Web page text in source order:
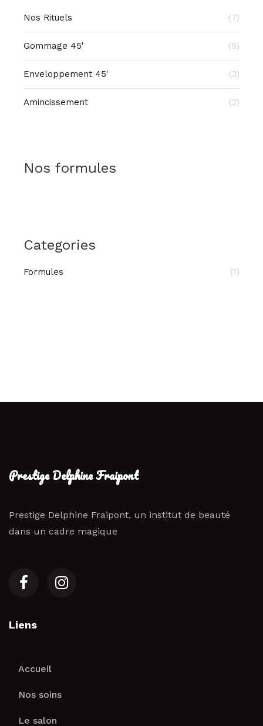
Nos Rituels (7)
Gommage 45' (5)
Enveloppement 45' (3)
Amincissement (2)
Nos formules
Categories
Formules (1)
Prestige Delphine Fraipont
Prestige Delphine Fraipont, un institut de beauté
dans un cadre magique
Liens
Accueil
Nos soins
Le salon